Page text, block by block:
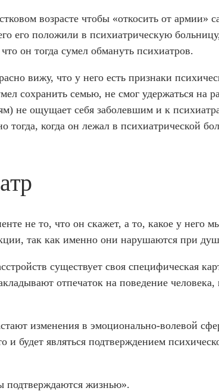
возрасте чтобы «откосить от армии»
его положили в психиатрическую
он тогда сумел обмануть психиатров.
вижу, что у него есть признаки
сохранить семью, не смог удержаться на
не ощущает себя заболевшим и к
тогда, когда он лежал в психиатрической
не то, что он скажет, а то, какое у него
так как именно они нарушаются при
существует своя специфическая
отпечаток на поведение человека,
изменения в эмоционально-волевой
будет являться подтверждением
подтверждаются жизнью».